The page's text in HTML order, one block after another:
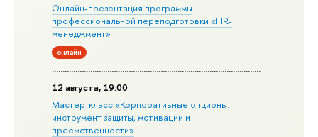
Онлайн-презентация программы
профессиональной переподготовки «HR-
менеджмент»
онлайн
12 августа, 19:00
Мастер-класс «Корпоративные опционы:
инструмент защиты, мотивации и
преемственности»